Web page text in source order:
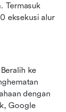
Termasuk
eksekusi alur
Beralih ke
dengan
Google